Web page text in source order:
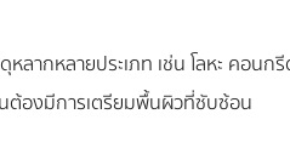
หลากหลายประเภท เช่น โลหะ คอ
ต้องมีการเตรียมพื้นผิวที่ซับซ้อน